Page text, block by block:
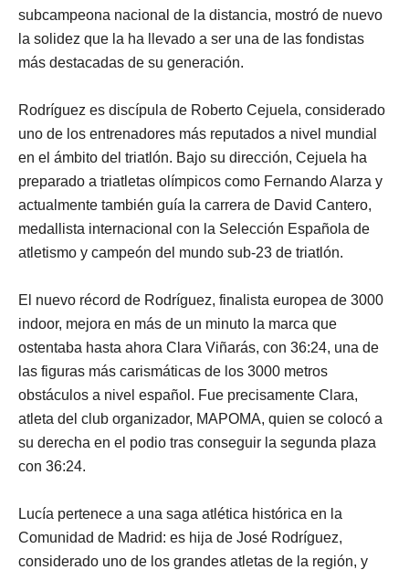
subcampeona nacional de la distancia, mostró de nuevo
la solidez que la ha llevado a ser una de las fondistas
más destacadas de su generación.
Rodríguez es discípula de Roberto Cejuela, considerado
uno de los entrenadores más reputados a nivel mundial
en el ámbito del triatlón. Bajo su dirección, Cejuela ha
preparado a triatletas olímpicos como Fernando Alarza y
actualmente también guía la carrera de David Cantero,
medallista internacional con la Selección Española de
atletismo y campeón del mundo sub-23 de triatlón.
El nuevo récord de Rodríguez, finalista europea de 3000
indoor, mejora en más de un minuto la marca que
ostentaba hasta ahora Clara Viñarás, con 36:24, una de
las figuras más carismáticas de los 3000 metros
obstáculos a nivel español. Fue precisamente Clara,
atleta del club organizador, MAPOMA, quien se colocó a
su derecha en el podio tras conseguir la segunda plaza
con 36:24.
Lucía pertenece a una saga atlética histórica en la
Comunidad de Madrid: es hija de José Rodríguez,
considerado uno de los grandes atletas de la región, y